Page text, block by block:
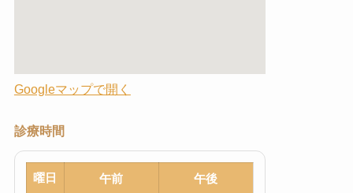
Googleマップで開く
診療時間
曜日 午前 午後